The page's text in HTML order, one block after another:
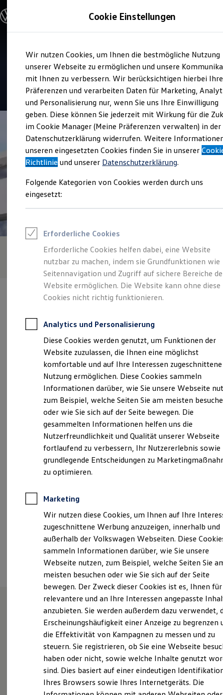
Hauptinhalt
springen
Footer
springen
Modelle & Konfigurator
Nutzfahrzeugkategorien entdecken
Modelle konfigurieren
Vorgängermodelle und Oldtimer
Vorgängermodelle
Oldtimer
Bulli Historie
Branchenlösungen & Gewerbekunden
Umbaulösungen und Hersteller finden
Auf- und Umbauten entdecken & konfigurieren
Groß- und Sonderkunden
Großkunden
Kommunen & Behörden
Journalisten
Sportvereine
Branchenlösungen
Gewerbliche Personenbeförderung
Service & mobile Werkstätten
Menschen mit Behinderung
Rettungsdienste
ONE Business ID Vorteile
Fahrzeugsuche & Marktplatz
Fahrzeugsuche
Fahrzeuge online kaufen
Digitaler Marktplatz
Kauf & Finanzierung
Online-Fahrzeugbewertung
Für Privatkunden
Für Gewerbekunden
Profi Paket
TopDeal
Gebrauchtwagen
ProfiPartner für Gebrauchtwagen
Zertifizierte Gebrauchtwagen
Finanzierung
Für Privatkunden
Für Gewerbekunden
Leasing
Für Privatkunden
Für Gewerbekunden
Versicherungen & Garantien
Garantien
Kfz-Versicherung für Nutzfahrzeuge
Restschuldversicherung
Wartungsverträge
Reparatur & Service
Sommer-Special
Reparatur, Pflege & Inspektion
Servicetermin anfragen
Service-Vorteile bei Volkswagen Nutzfahrzeuge
ServicePlus
Economy Service
Räder & Reifen Service
Ersatzfahrzeuge
Notdienst und Pannenhilfe
Software, Konnektivität & Apps
California App
VW Connect für Ihren Transporter/Caravelle
VW Connect für Ihren Amarok
VW Connect für andere Modelle
Fleet Interface Data
Multistop Pathfinder
Übersicht Software Updates
Digitales Bordbuch
Service
Schröder Team Verl
4.7| 39 Bewertungen
Verantwortlich für die Inhalte auf dieser Seite ist die Schröder
Team Verl GmbH - Co. KG ( Impressum & Rechtliches )
Nickelstraße 6, 33415 Verl
info-verl@schroeder-team.de
+49 5246 92880
Montag-Freitag 07:00-18:00 Uhr
Samstag
09:00 -12:30 Uhr
Ansprechpartner
Termin vereinbaren
Unsere Leistungenim
Überblick
Service
ServicePlus
Cookie Einstellungen
Wir nutzen Cookies, um Ihnen die bestmögliche Nutzung
unserer Webseite zu ermöglichen und unsere
mit Ihnen zu verbessern. Wir berücksichtigen hierbei Ihre
Präferenzen und verarbeiten Daten für Marketing,
und Personalisierung nur, wenn Sie uns Ihre Einwilligung
geben. Diese können Sie jederzeit mit Wirkung für die
im Cookie Manager (Meine Präferenzen verwalten) in der
Datenschutzerklärung widerrufen. Weitere
unseren eingesetzten Cookies finden Sie in unserer
Richtlinie und unserer Datenschutzerklärung.
Folgende Kategorien von Cookies werden durch uns
eingesetzt:
Erforderliche Cookies
Erforderliche Cookies helfen dabei, eine Website
nutzbar zu machen, indem sie Grundfunktionen wie
Seitennavigation und Zugriff auf sichere Bereiche
Website ermöglichen. Die Website kann ohne diese
Cookies nicht richtig funktionieren.
Analytics und Personalisierung
Diese Cookies werden genutzt, um Funktionen der
Website zuzulassen, die Ihnen eine möglichst
komfortable und auf Ihre Interessen zugeschnittene
Nutzung ermöglichen. Diese Cookies sammeln
Informationen darüber, wie Sie unsere Webseite
zum Beispiel, welche Seiten Sie am meisten
oder wie Sie sich auf der Seite bewegen. Die
gesammelten Informationen helfen uns die
Nutzerfreundlichkeit und Qualität unserer Webseite
fortlaufend zu verbessern, Ihr Nutzererlebnis sowie
grundlegende Entscheidungen zu
zu optimieren.
Marketing
Wir nutzen diese Cookies, um Ihnen auf Ihre
zugeschnittene Werbung anzuzeigen, innerhalb und
außerhalb der Volkswagen Webseiten. Diese
sammeln Informationen darüber, wie Sie unsere
Webseite nutzen, zum Beispiel, welche Seiten Sie
meisten besuchen oder wie Sie sich auf der Seite
bewegen. Der Zweck dieser Cookies ist es, Ihnen für
relevantere und an Ihre Interessen angepasste
anzubieten. Sie werden außerdem dazu verwendet,
Erscheinungshäufigkeit einer Anzeige zu begrenzen
die Effektivität von Kampagnen zu messen und zu
steuern. Sie registrieren, ob Sie eine Webseite
haben oder nicht, sowie welche Inhalte genutzt
sind. Dies basiert auf einer eindeutigen
Ihres Browsers sowie Ihres Internetgeräts. Die